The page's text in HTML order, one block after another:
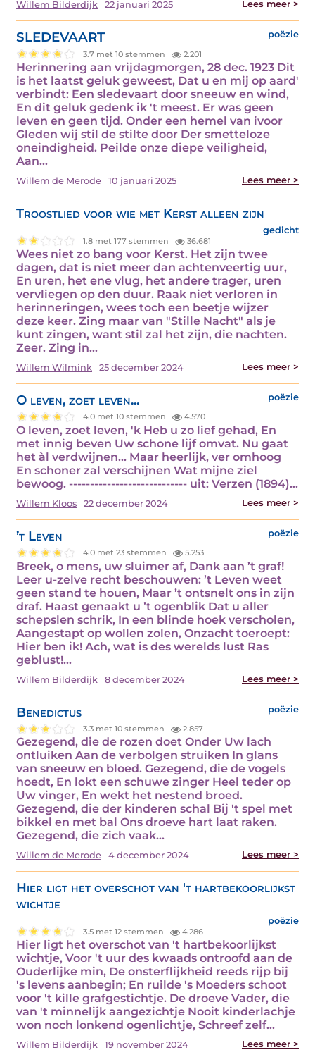
Willem Bilderdijk 22 januari 2025 Lees meer >
SLEDEVAART poëzie
3.7 met 10 stemmen 2.201
Herinnering aan vrijdagmorgen, 28 dec. 1923 Dit
is het laatst geluk geweest, Dat u en mij op aard'
verbindt: Een sledevaart door sneeuw en wind,
En dit geluk gedenk ik 't meest. Er was geen
leven en geen tijd. Onder een hemel van ivoor
Gleden wij stil de stilte door Der smetteloze
oneindigheid. Peilde onze diepe veiligheid,
Aan…
Willem de Merode 10 januari 2025 Lees meer >
Troostlied voor wie met Kerst alleen zijn
gedicht
1.8 met 177 stemmen 36.681
Wees niet zo bang voor Kerst. Het zijn twee
dagen, dat is niet meer dan achtenveertig uur,
En uren, het ene vlug, het andere trager, uren
vervliegen op den duur. Raak niet verloren in
herinneringen, wees toch een beetje wijzer
deze keer. Zing maar van "Stille Nacht" als je
kunt zingen, want stil zal het zijn, die nachten.
Zeer. Zing in…
Willem Wilmink 25 december 2024 Lees meer >
O leven, zoet leven... poëzie
4.0 met 10 stemmen 4.570
O leven, zoet leven, 'k Heb u zo lief gehad, En
met innig beven Uw schone lijf omvat. Nu gaat
het àl verdwijnen... Maar heerlijk, ver omhoog
En schoner zal verschijnen Wat mijne ziel
bewoog. ---------------------------- uit: Verzen (1894)…
Willem Kloos 22 december 2024 Lees meer >
’t Leven poëzie
4.0 met 23 stemmen 5.253
Breek, o mens, uw sluimer af, Dank aan ’t graf!
Leer u-zelve recht beschouwen: ’t Leven weet
geen stand te houen, Maar ’t ontsnelt ons in zijn
draf. Haast genaakt u ’t ogenblik Dat u aller
schepslen schrik, In een blinde hoek verscholen,
Aangestapt op wollen zolen, Onzacht toeroept:
Hier ben ik! Ach, wat is des werelds lust Ras
geblust!…
Willem Bilderdijk 8 december 2024 Lees meer >
Benedictus poëzie
3.3 met 10 stemmen 2.857
Gezegend, die de rozen doet Onder Uw lach
ontluiken Aan de verbolgen struiken In glans
van sneeuw en bloed. Gezegend, die de vogels
hoedt, En lokt een schuwe zinger Heel teder op
Uw vinger, En wekt het nestend broed.
Gezegend, die der kinderen schal Bij 't spel met
bikkel en met bal Ons droeve hart laat raken.
Gezegend, die zich vaak…
Willem de Merode 4 december 2024 Lees meer >
Hier ligt het overschot van 't hartbekoorlijkst
wichtje
poëzie
3.5 met 12 stemmen 4.286
Hier ligt het overschot van 't hartbekoorlijkst
wichtje, Voor 't uur des kwaads ontroofd aan de
Ouderlijke min, De onsterflijkheid reeds rijp bij
's levens aanbegin; En ruilde 's Moeders schoot
voor 't kille grafgestichtje. De droeve Vader, die
van 't minnelijk aangezichtje Nooit kinderlachje
won noch lonkend ogenlichtje, Schreef zelf…
Willem Bilderdijk 19 november 2024 Lees meer >